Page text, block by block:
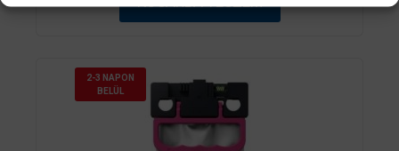
l
2-3 NAPON
BELÜL